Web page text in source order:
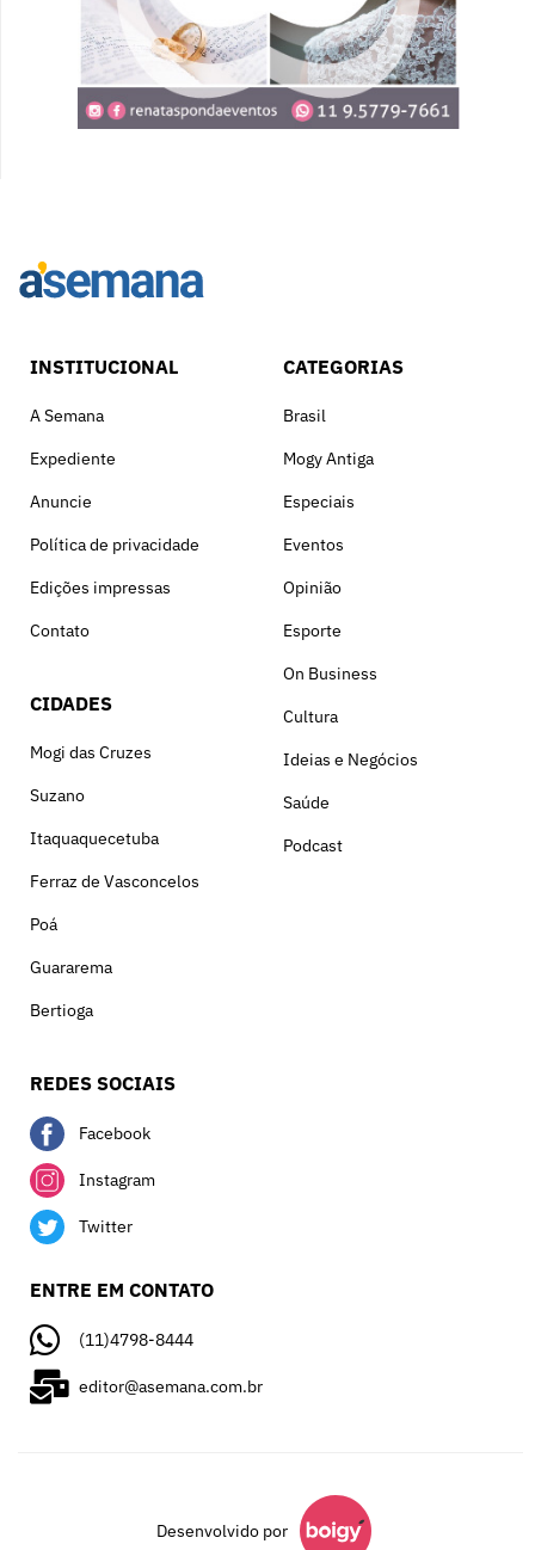
INSTITUCIONAL
A Semana
Expediente
Anuncie
Política de privacidade
Edições impressas
Contato
CIDADES
Mogi das Cruzes
Suzano
Itaquaquecetuba
Ferraz de Vasconcelos
Poá
Guararema
Bertioga
CATEGORIAS
Brasil
Mogy Antiga
Especiais
Eventos
Opinião
Esporte
On Business
Cultura
Ideias e Negócios
Saúde
Podcast
REDES SOCIAIS
Facebook
Instagram
Twitter
ENTRE EM CONTATO
(11)4798-8444
editor@asemana.com.br
Desenvolvido por